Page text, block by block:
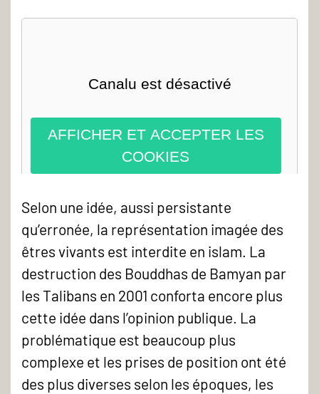
Canalu est désactivé
AFFICHER ET ACCEPTER LES
COOKIES
Selon une idée, aussi persistante
qu’erronée, la représentation imagée des
êtres vivants est interdite en islam. La
destruction des Bouddhas de Bamyan par
les Talibans en 2001 conforta encore plus
cette idée dans l’opinion publique. La
problématique est beaucoup plus
complexe et les prises de position ont été
des plus diverses selon les époques, les